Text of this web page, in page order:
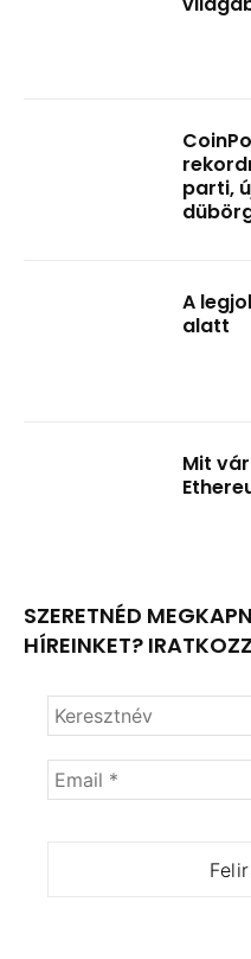
parti,
A
alatt
Mit
SZERETNÉD
HÍREINKET?